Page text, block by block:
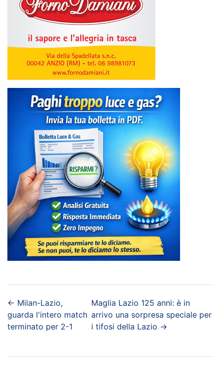
← Milan-Lazio,
guarda l'intero match
terminato per 2-1
Maglia Lazio 125 anni: è in
arrivo una sorpresa speciale per
i tifosi della Lazio →